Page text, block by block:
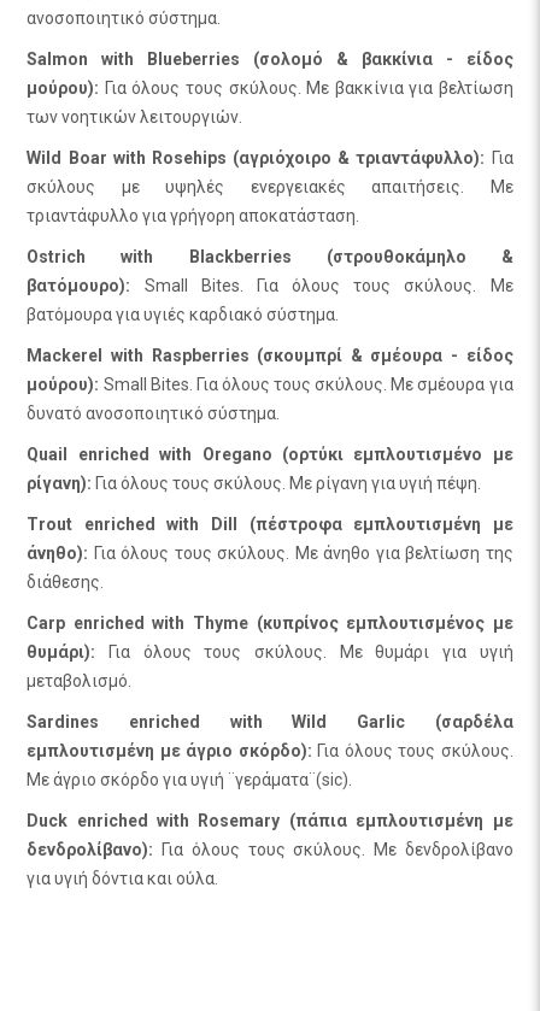
ανοσοποιητικό σύστημα.
Salmon with Blueberries (σολομό & βακκίνια - είδος
μούρου): Για όλους τους σκύλους. Με βακκίνια για βελτίωση
των νοητικών λειτουργιών.
Wild Boar with Rosehips (αγριόχοιρο & τριαντάφυλλο): Για
σκύλους με υψηλές ενεργειακές απαιτήσεις. Με
τριαντάφυλλο για γρήγορη αποκατάσταση.
Ostrich with Blackberries (στρουθοκάμηλο &
βατόμουρο): Small Bites. Για όλους τους σκύλους. Με
βατόμουρα για υγιές καρδιακό σύστημα.
Mackerel with Raspberries (σκουμπρί & σμέουρα - είδος
μούρου): Small Bites. Για όλους τους σκύλους. Με σμέουρα για
δυνατό ανοσοποιητικό σύστημα.
Quail enriched with Oregano (ορτύκι εμπλουτισμένο με
ρίγανη): Για όλους τους σκύλους. Με ρίγανη για υγιή πέψη.
Trout enriched with Dill (πέστροφα εμπλουτισμένη με
άνηθο): Για όλους τους σκύλους. Με άνηθο για βελτίωση της
διάθεσης.
Carp enriched with Thyme (κυπρίνος εμπλουτισμένος με
θυμάρι):
Για όλους τους σκύλους. Με θυμάρι για υγιή
μεταβολισμό.
Sardines enriched with Wild Garlic (σαρδέλα
εμπλουτισμένη με άγριο σκόρδο): Για όλους τους σκύλους.
Με άγριο σκόρδο για υγιή ¨γεράματα¨(sic).
Duck enriched with Rosemary (πάπια εμπλουτισμένη με
δενδρολίβανο):
Για όλους τους σκύλους. Με δενδρολίβανο
για υγιή δόντια και ούλα.